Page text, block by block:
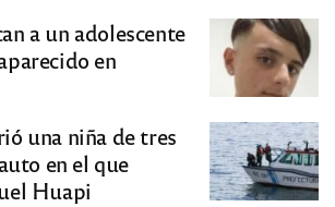
a un adolescente
en
una niña de tres
en el que
Huapi